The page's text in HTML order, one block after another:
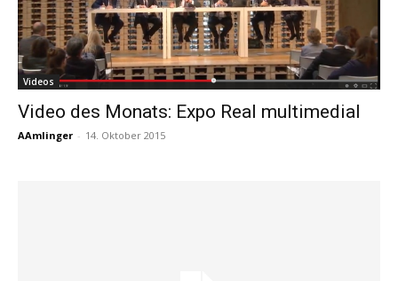
Videos
Video des Monats: Expo Real multimedial
AAmlinger - 14. Oktober 2015